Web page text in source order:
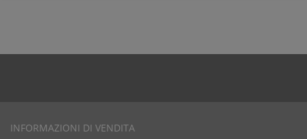
INFORMAZIONI DI VENDITA